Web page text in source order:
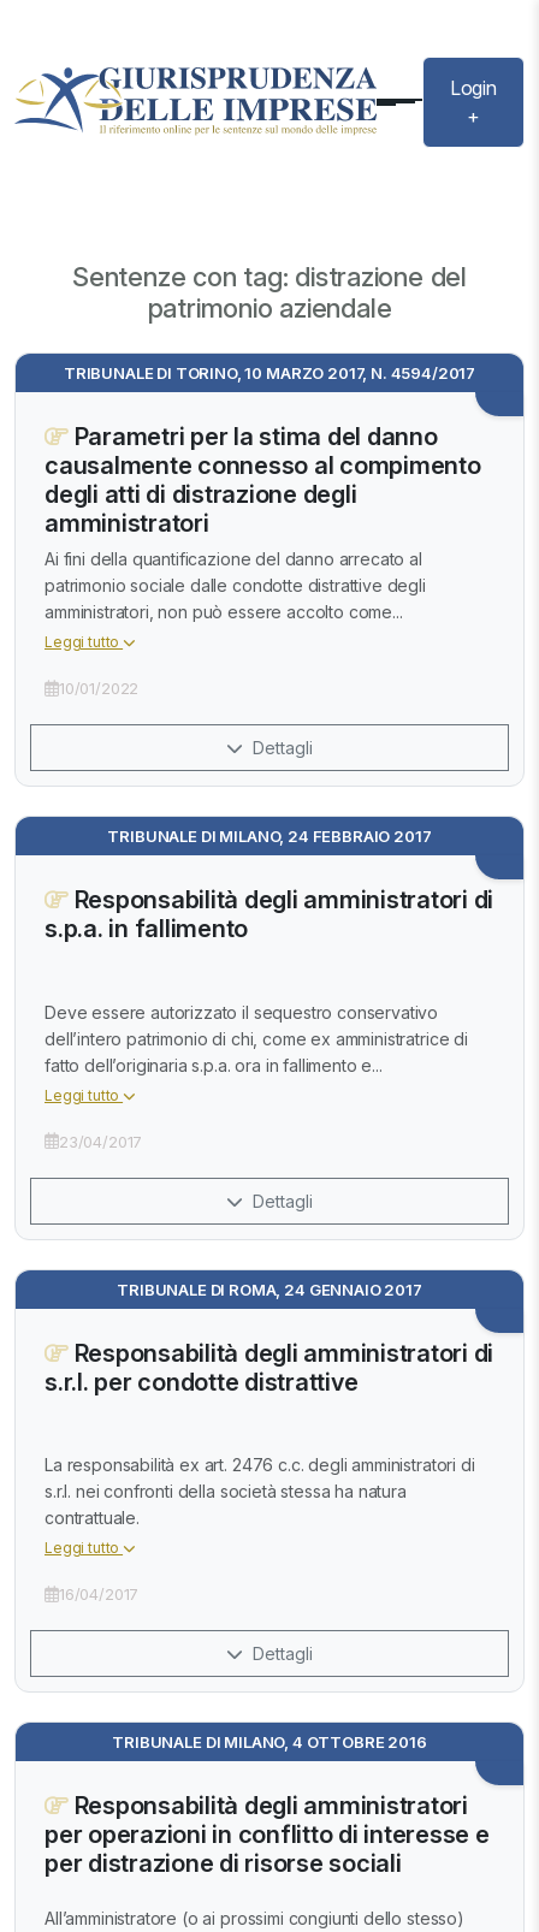
Login
+
Sentenze con tag: distrazione del
patrimonio aziendale
TRIBUNALE DI TORINO, 10 MARZO 2017, N. 4594/2017
Parametri per la stima del danno
causalmente connesso al compimento
degli atti di distrazione degli
amministratori
Ai fini della quantificazione del danno arrecato al
patrimonio sociale dalle condotte distrattive degli
amministratori, non può essere accolto come...
Leggi tutto
10/01/2022
Dettagli
TRIBUNALE DI MILANO, 24 FEBBRAIO 2017
Responsabilità degli amministratori di
s.p.a. in fallimento
Deve essere autorizzato il sequestro conservativo
dell’intero patrimonio di chi, come ex amministratrice di
fatto dell’originaria s.p.a. ora in fallimento e...
Leggi tutto
23/04/2017
Dettagli
TRIBUNALE DI ROMA, 24 GENNAIO 2017
Responsabilità degli amministratori di
s.r.l. per condotte distrattive
La responsabilità ex art. 2476 c.c. degli amministratori di
s.r.l. nei confronti della società stessa ha natura
contrattuale.
Leggi tutto
16/04/2017
Dettagli
TRIBUNALE DI MILANO, 4 OTTOBRE 2016
Responsabilità degli amministratori
per operazioni in conflitto di interesse e
per distrazione di risorse sociali
All’amministratore (o ai prossimi congiunti dello stesso)